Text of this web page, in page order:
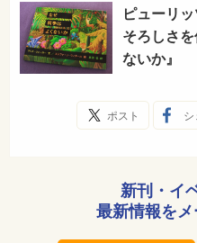
義の前ではいとも簡単に
らためて戦争当事国の国
ーダーであるアリス・ウォ
性・子どもの立場から、静
この秋の首長交代は、戦
のは、私たちの「戦争は
おいてほかにはないとい
思いが伝わることを願っ
ピューリ
そろしさ
ないか』
ポスト
新刊・イ
最新情報をメ